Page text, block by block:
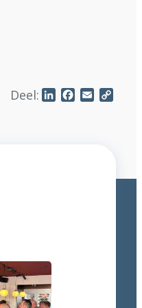
Deel: LinkedInFacebook
Email